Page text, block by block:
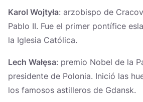
Karol Wojtyła: arzobispo de
Pablo II. Fue el primer pontífice
la Iglesia Católica.
Lech Wałęsa: premio Nobel de la
presidente de Polonia. Inició las
los famosos astilleros de Gdansk.